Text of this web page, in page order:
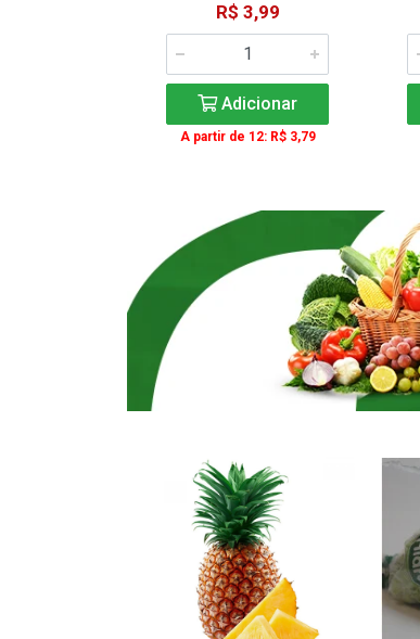
R$ 3,99
Adicionar
A partir de 12: R$ 3,79